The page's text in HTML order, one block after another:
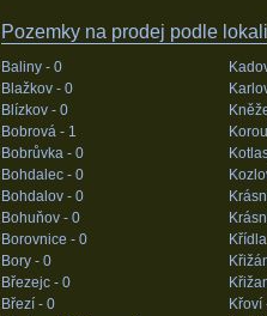
Pozemky na prodej podle
Baliny - 0
Blažkov - 0
Blízkov - 0
Bobrová - 1
Bobrůvka - 0
Bohdalec - 0
Bohdalov - 0
Bohuňov - 0
Borovnice - 0
Bory - 0
Březejc - 0
Březí - 0
Křoví